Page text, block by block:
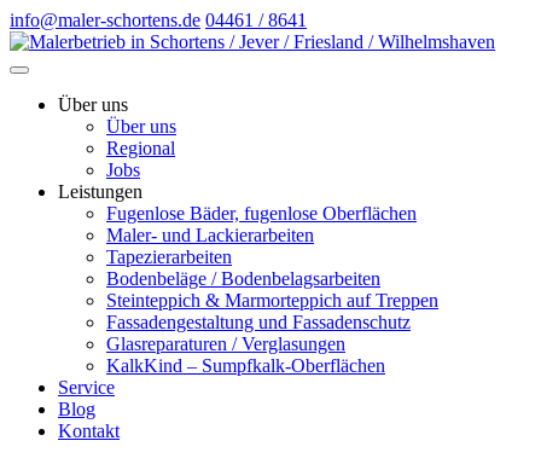
info@maler-schortens.de 04461 / 8641
Über uns
Über uns
Regional
Jobs
Leistungen
Fugenlose Bäder, fugenlose Oberflächen
Maler- und Lackierarbeiten
Tapezierarbeiten
Bodenbeläge / Bodenbelagsarbeiten
Steinteppich & Marmorteppich auf Treppen
Fassadengestaltung und Fassadenschutz
Glasreparaturen / Verglasungen
KalkKind – Sumpfkalk-Oberflächen
Service
Blog
Kontakt